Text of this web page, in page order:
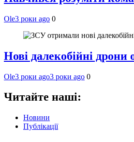
Ole3 роки ago 0
Нові далекобійні
Ole3 роки ago3 роки ago 0
Читайте наші:
Новини
Публікації